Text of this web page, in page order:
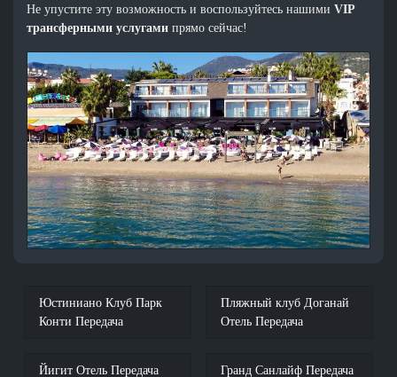
Не упустите эту возможность и воспользуйтесь нашимиVIP
трансферными услугами прямо сейчас!
Юстиниано Клуб Парк
Конти Передача
Пляжный клуб Доганай
Отель Передача
Йигит Отель Передача Гранд Санлайф Передача